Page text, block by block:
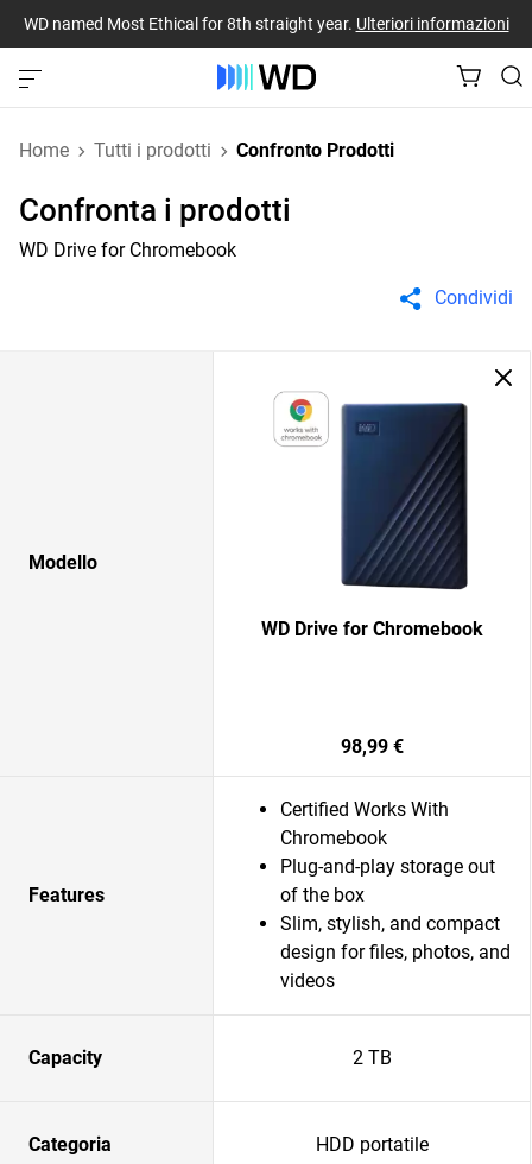
WD named Most Ethical for 8th straight year. Ulteriori informazioni
Home Tutti i prodotti Confronto Prodotti
Confronta i prodotti
WD Drive for Chromebook
Condividi
Modello
WD Drive for Chromebook
98,99 €
Features
Certified Works With
Chromebook
Plug-and-play storage out
of the box
Slim, stylish, and compact
design for files, photos, and
videos
Capacity 2 TB
Categoria HDD portatile